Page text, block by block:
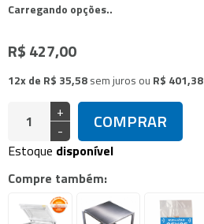
Carregando opções..
R$ 427,00
12x de R$ 35,58sem juros ou R$ 401,38
+
-
COMPRAR
Estoque disponível
Compre também: